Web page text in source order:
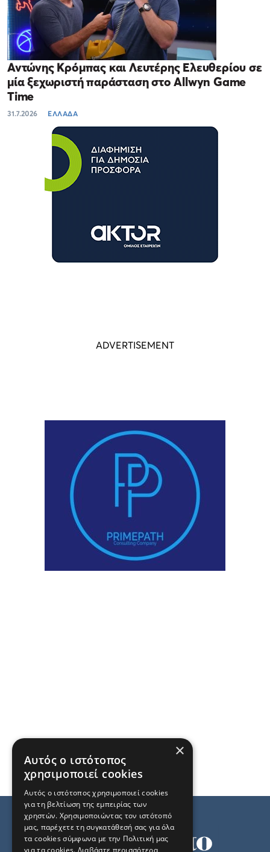
Αντώνης Κρόμπας και Λευτέρης Ελευθερίου σε
μία ξεχωριστή παράσταση στο Allwyn Game
Time
31.7.2026 ΕΛΛΑΔΑ
×
Αυτός ο ιστότοπος
χρησιμοποιεί cookies
Αυτός ο ιστότοπος χρησιμοποιεί cookies
για τη βελτίωση της εμπειρίας των
χρηστών. Χρησιμοποιώντας τον ιστότοπό
μας, παρέχετε τη συγκατάθεσή σας για όλα
τα cookies σύμφωνα με την Πολιτική μας
για τα cookies. Διαβάστε περισσότερα